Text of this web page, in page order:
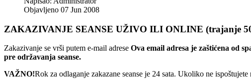
Objavljeno 07 Jun 2008
ZAKAZIVANJE SEANSE UŽIVO ILI ONLINE (trajanje
Zakazivanje se vrši putem e-mail adrese Ova email adresa je zaštićena od
pre održavanja seanse.
VAŽNO!Rok za odlaganje zakazane seanse je 24 sata. Ukoliko ne